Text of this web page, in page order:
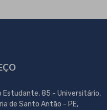
Estudante, 85 - Universitário,
de Santo Antão - PE,